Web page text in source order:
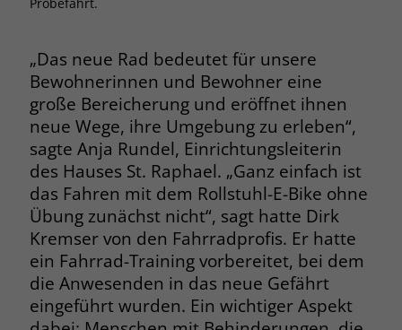
Probefahrt.
„Das neue Rad bedeutet für unsere
Bewohnerinnen und Bewohner eine
große Bereicherung und eröffnet ihnen
neue Wege, ihre Umgebung zu erleben“,
sagte Anja Rundel, Einrichtungsleiterin
des Hauses St. Raphael. „Ganz einfach ist
das Fahren mit dem Rollstuhl-E-Bike ohne
Übung zunächst nicht“, sagt hatte Dirk
Kremser von den Fahrradprofis. Er hatte
ein Fahrrad-Training vorbereitet, bei dem
die Anwesenden in das neue Gefährt
eingeführt wurden. Ein wichtiger Aspekt
Anbieter stiftung-liebenau.de
Laufzeit Session
Zweck
Behält die Zustände des Benutzers bei
allen Seitenanfragen bei.
Name cookie_optin
Anbieter www.stiftung-liebenau.de
Laufzeit 1 Monat
Zweck
Dadurch wird gewährleistet, dass
Aktionen, die bei späteren Besuchen
derselben Website durchgeführt
werden, mit derselben
Benutzerkennung verknüpft werden.
Name _clsk
Anbieter www.clarity.ms
Laufzeit 1 Jahr
Microsoft Clarity setzt dieses Cookie,